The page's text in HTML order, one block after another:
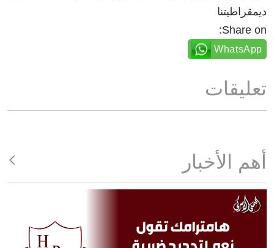
ديمقراطيتنا
Share on:
WhatsApp
تعليقات
أهم الأخبار